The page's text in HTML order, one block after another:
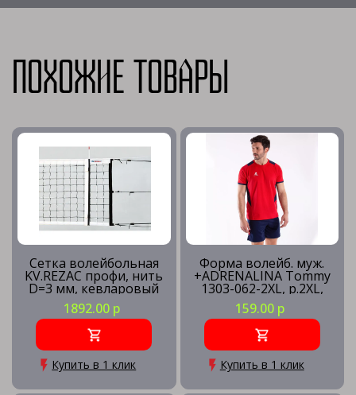
Похожие товары
Сетка волейбольная
KV.REZAC профи, нить
D=3 мм, кевларовый
трос
1892.00 р
Купить в 1 клик
Форма волейб. муж.
+ADRENALINA Tommy
1303-062-2XL, р.2XL,
100% полиэстер,
красно-синий
159.00 р
Купить в 1 клик